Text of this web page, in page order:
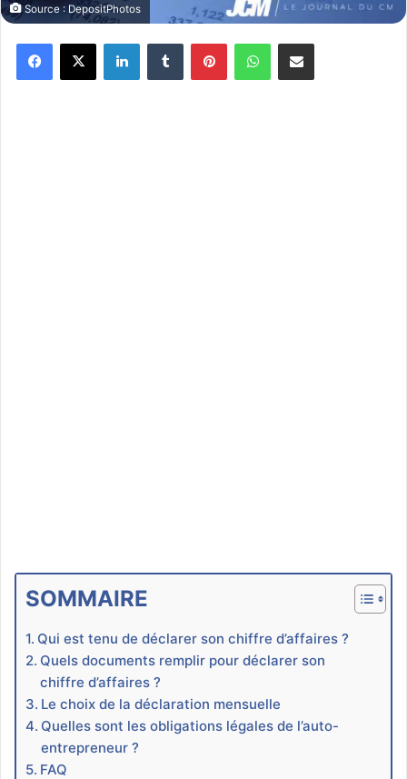
Source : DepositPhotos
SOMMAIRE
Qui est tenu de déclarer son chiffre d’affaires ?
Quels documents remplir pour déclarer son
chiffre d’affaires ?
Le choix de la déclaration mensuelle
Quelles sont les obligations légales de l’auto-
entrepreneur ?
FAQ